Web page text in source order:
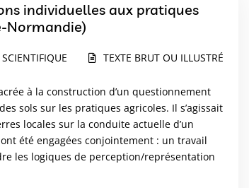
individuelles aux pratiques
Normandie)
TEXTE BRUT OU ILLUSTRÉ
à la construction d’un questionnement
sols sur les pratiques agricoles. Il s’agissait
locales sur la conduite actuelle d’un
été engagées conjointement : un travail
les logiques de perception/représentation